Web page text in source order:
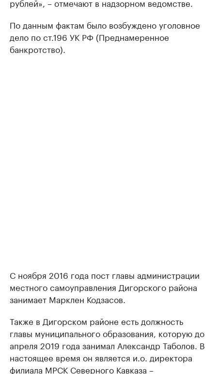
По данным фактам было возбуждено уголовное
дело по ст.196 УК РФ (Преднамеренное
банкротство).
С ноября 2016 года пост главы администрации
местного самоуправления Дигорского района
занимает Марклен Кодзасов.
Также в Дигорском районе есть должность
главы муниципального образования, которую до
апреля 2019 года занимал Александр Таболов. В
настоящее время он является и.о. директора
филиала МРСК Северного Кавказа –